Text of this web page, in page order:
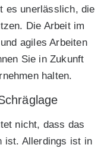
es unerlässlich, die
Die Arbeit im
agiles Arbeiten
Sie in Zukunft
halten.
nicht, dass das
ist. Allerdings ist in